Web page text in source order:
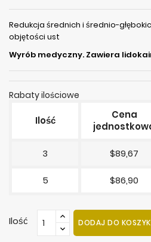
Redukcja średnich i średnio-
objętości ust
Wyrób medyczny. Zawiera
Rabaty ilościowe
Ilość
Cena
3 $89,67
5 $86,90
Ilość DODAJ DO